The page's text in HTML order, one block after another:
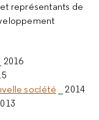
représentants de
_ 2016
société _ 2014